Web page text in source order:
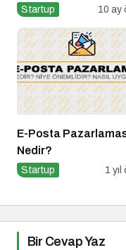
Startup 10 ay
E-Posta
Nedir?
Startup 1
Bir Cevap Yaz